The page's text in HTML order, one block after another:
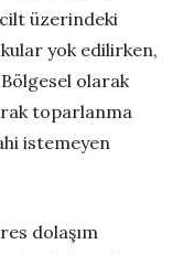
üzerindeki
yok edilirken,
olarak
toparlanma
istemeyen
dolaşım